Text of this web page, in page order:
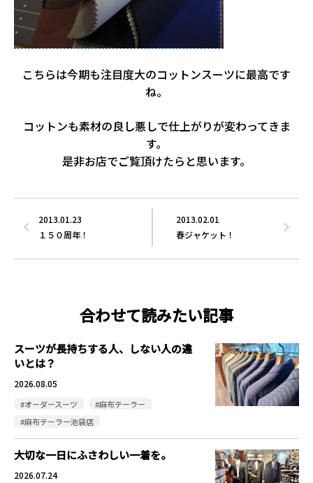
こちらは今期も注目度大のコットンスーツに最高です
ね。
コットンも素材の良し悪しで仕上がりが変わってきま
す。
是非お店でご覧頂けたらと思います。
2013.02.01
春ジャケット！
2013.01.23
１５０周年！
合わせて読みたい記事
スーツが長持ちする人、しない人の違
いとは？
2026.08.05
#オーダースーツ
#麻布テーラー
#麻布テーラー池袋店
大切な一日にふさわしい一着を。
2026.07.24